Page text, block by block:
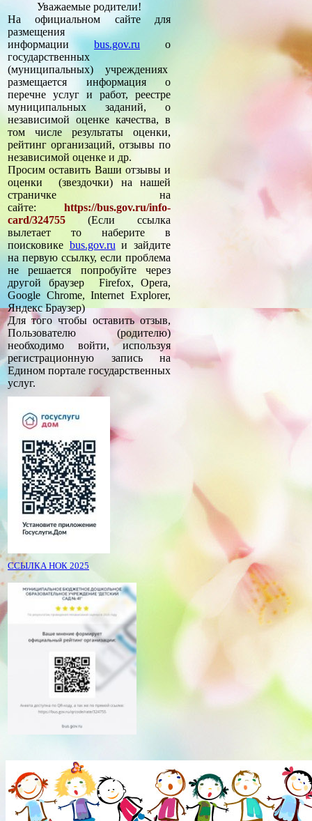
Уважаемые родители!
На официальном сайте для
размещения
информации bus.gov.ru о
государственных
(муниципальных) учреждениях
размещается информация о
перечне услуг и работ, реестре
муниципальных заданий, о
независимой оценке качества, в
том числе результаты оценки,
рейтинг организаций, отзывы по
независимой оценке и др.
Просим оставить Ваши отзывы и
оценки (звездочки) на нашей
страничке на
сайте: https://bus.gov.ru/info-
card/324755 (Если ссылка
вылетает то наберите в
поисковике bus.gov.ru и зайдите
на первую ссылку, если проблема
не решается попробуйте через
другой браузер Firefox, Opera,
Google Chrome, Internet Explorer,
Яндекс Браузер)
Для того чтобы оставить отзыв,
Пользователю (родителю)
необходимо войти, используя
регистрационную запись на
Едином портале государственных
услуг.
ССЫЛКА НОК 2025